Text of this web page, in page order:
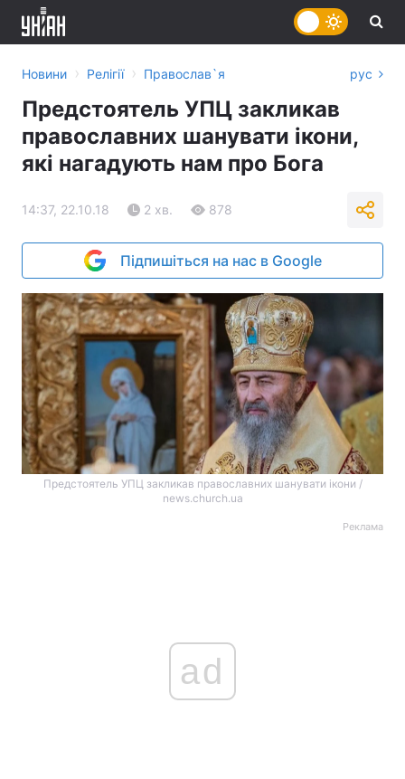
Новини › Релігії › Православ`я рус
Предстоятель УПЦ закликав
православних шанувати ікони,
які нагадують нам про Бога
14:37, 22.10.18 2 хв. 878
Підпишіться на нас в Google
Предстоятель УПЦ закликав православних шанувати ікони /
news.church.ua
Реклама
ad